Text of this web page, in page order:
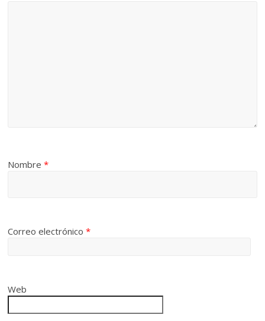
Nombre*
Correo electrónico*
Web